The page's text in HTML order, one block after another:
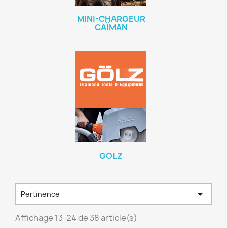
MINI-CHARGEUR
CAÏMAN
GOLZ
Pertinence 
Affichage 13-24 de 38 article(s)